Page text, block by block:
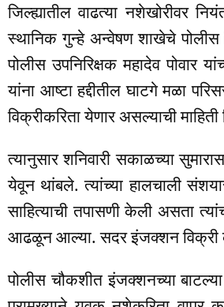
जिल्ह्यातील वाढत्या नशेखोरीवर
स्थानिक गुन्हे अन्वेषण शाखेचे
पोलीस उपनिरिक्षक महादेव पोवार
यांना आष्टा हद्दीतील घाटगे मळा
विक्रीकरिता येणार असल्याची माहिती
त्यानुसार शनिवारी सकाळच्या
येवून थांबले. त्यांच्या हालचाली
साहित्याची तपासणी केली असता
आढळून आल्या. सदर इंजक्शन विक्री
पोलीस चौकशीत इंजक्शनच्या